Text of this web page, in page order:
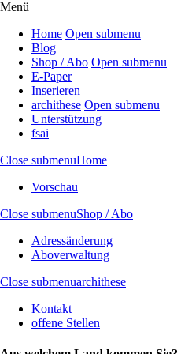
Menü
Home Open submenu
Blog
Shop / Abo Open submenu
E-Paper
Inserieren
archithese Open submenu
Unterstützung
fsai
Close submenuHome
Vorschau
Close submenuShop / Abo
Adressänderung
Aboverwaltung
Close submenuarchithese
Kontakt
offene Stellen